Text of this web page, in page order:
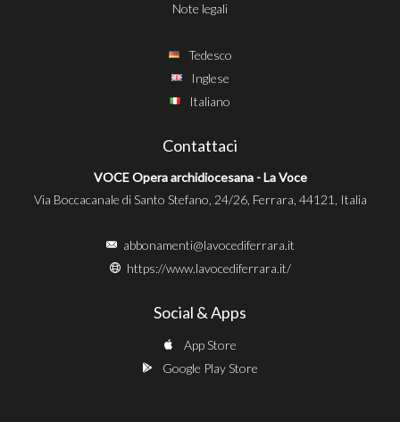
Note legali
Tedesco
Inglese
Italiano
Contattaci
VOCE Opera archidiocesana - La Voce
Via Boccacanale di Santo Stefano, 24/26, Ferrara, 44121, Italia
abbonamenti@lavocediferrara.it
https://www.lavocediferrara.it/
Social & Apps
App Store
Google Play Store